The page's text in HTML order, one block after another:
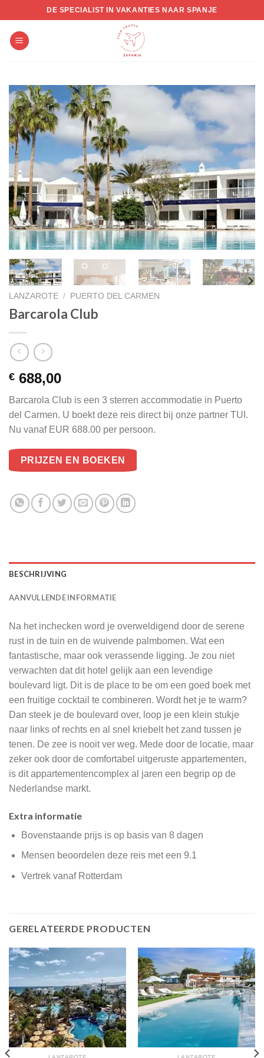
to
content
DE SPECIALIST IN VAKANTIES NAAR SPANJE
LANZAROTE / PUERTO DEL CARMEN
Barcarola Club
€ 688,00
Barcarola Club is een 3 sterren accommodatie in Puerto
del Carmen. U boekt deze reis direct bij onze partner TUI.
Nu vanaf EUR 688.00 per persoon.
PRIJZEN EN BOEKEN
BESCHRIJVING
AANVULLENDE INFORMATIE
Na het inchecken word je overweldigend door de serene
rust in de tuin en de wuivende palmbomen. Wat een
fantastische, maar ook verassende ligging. Je zou niet
verwachten dat dit hotel gelijk aan een levendige
boulevard ligt. Dit is de place to be om een goed boek met
een fruitige cocktail te combineren. Wordt het je te warm?
Dan steek je de boulevard over, loop je een klein stukje
naar links of rechts en al snel kriebelt het zand tussen je
tenen. De zee is nooit ver weg. Mede door de locatie, maar
zeker ook door de comfortabel uitgeruste appartementen,
is dit appartementencomplex al jaren een begrip op de
Nederlandse markt.
Extra informatie
Bovenstaande prijs is op basis van 8 dagen
Mensen beoordelen deze reis met een 9.1
Vertrek vanaf Rotterdam
GERELATEERDE PRODUCTEN